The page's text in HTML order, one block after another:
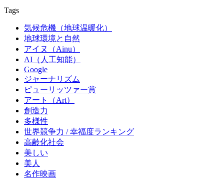
Tags
気候危機（地球温暖化）
地球環境と自然
アイヌ（Ainu）
AI（人工知能）
Google
ジャーナリズム
ピューリッツァー賞
アート（Art）
創造力
多様性
世界競争力 / 幸福度ランキング
高齢化社会
美しい
美人
名作映画